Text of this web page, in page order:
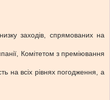
заходів, спрямованих на
Комітетом з преміювання
на всіх рівнях погодження, а